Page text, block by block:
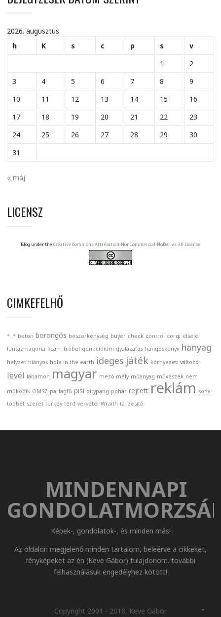
2026. augusztus
h
K s c p s
v
1
2
3
4 5 6 7 8
9
10
11 12 13 14 15
16
17
18 19 20 21 22
23
24
25 26 27 28 29
30
31
« máj
LICENSZ
Blog under the Creative Commons Attribution-NonCommercial-NoDerivs 3.0 License
CIMKEFELHŐ
*..* beton borongós boszorkénység buyer check control corgi elseje
fantazmagoria ficam fröbel genocídium gyalázatos hangoskönyv hanyag
helyzet hiányos hole in the earth ideges játék környezeti változó
levél lábamon magyar mező mély műanyag művészek nem
működik OMSZ parlagfű pisi pitypang pohár rejtett reklám soha
többet szeret turkey térd vérvétel Wraith íz ízesítő
MINDENNAPI
Képek-, gondolatok-, és minden más!
Az oldalon megjelenő minden tartalom, beleérve a cikkeket,
fényképeket az én (Keve Gábor) tulajdonom. további
felhasználásuk engedélyhez kötött!
Copyright 2001 - 2018, Keve Gábor ↑